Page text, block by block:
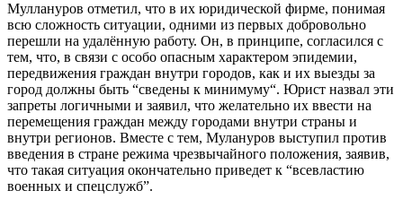
Муллануров отметил, что в их юридической фирме, понимая
всю сложность ситуации, одними из первых добровольно
перешли на удалённую работу. Он, в принципе, согласился с
тем, что, в связи с особо опасным характером эпидемии,
передвижения граждан внутри городов, как и их выезды за
город должны быть “сведены к минимуму“. Юрист назвал эти
запреты логичными и заявил, что желательно их ввести на
перемещения граждан между городами внутри страны и
внутри регионов. Вместе с тем, Мулануров выступил против
введения в стране режима чрезвычайного положения, заявив,
что такая ситуация окончательно приведет к “всевластию
военных и спецслужб”.